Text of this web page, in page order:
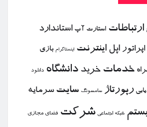
ارتباطات استارت آپ استاندارد
اپراتور اپل اینترنت اینستاگرام بازی
خدمات خرید دانشگاه دانلود
رپورتاژ سامسونگ سایت سرمایه
شبكه اجتماعی شركت فضای مجازی